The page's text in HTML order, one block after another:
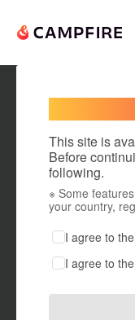
This site is
Before
following.
※ Some
your country,
I agree to the
I agree to the